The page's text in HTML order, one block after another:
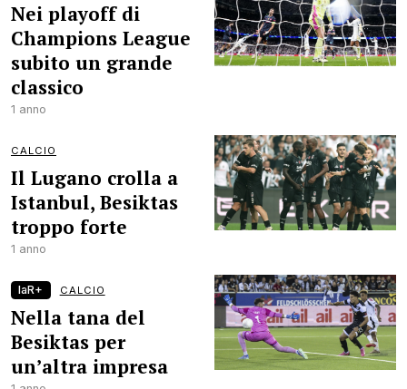
Nei playoff di
Champions League
subito un grande
classico
1 anno
CALCIO
Il Lugano crolla a
Istanbul, Besiktas
troppo forte
1 anno
laR+ CALCIO
Nella tana del
Besiktas per
un’altra impresa